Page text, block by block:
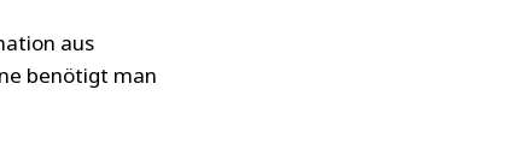
aus
benötigt man